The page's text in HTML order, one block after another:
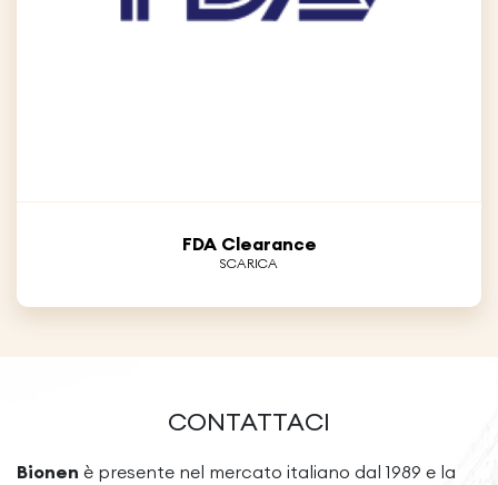
FDA Clearance
SCARICA
CONTATTACI
Bionen è presente nel mercato italiano dal 1989 e la